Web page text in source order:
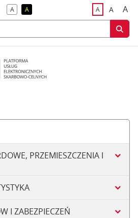
Akontrast domyślny
Akontrast żółty tekst na czarnym tle
Adomyślna
A A
PRZEMIESZCZENIA I
I ZABEZPIECZEŃ